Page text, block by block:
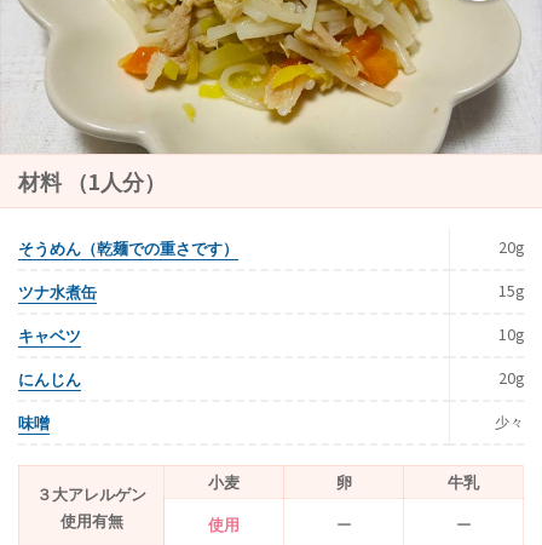
材料 （1人分）
そうめん（乾麺での重さです） 20g
ツナ水煮缶 15g
キャベツ 10g
にんじん 20g
味噌 少々
３大アレルゲン
使用有無
小麦 卵
牛乳
使用
ー ー